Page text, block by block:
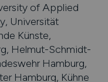
of Applied
Universität
Künste,
Helmut-Schmidt-
Hamburg,
Hamburg, Kühne